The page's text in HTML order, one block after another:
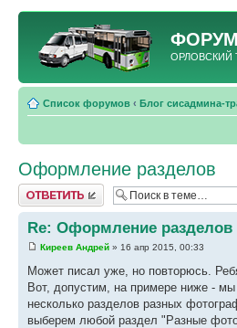
ФОРУМ
ОРЛОВСКИЙ
Список форумов ‹ Блог сисадмина-
Оформление разделов
Ответить
Re: Оформление разделов
Киреев Андрей » 16 апр 2015, 00:33
Может писал уже, но повторюсь.
Вот, допустим, на примере ниже -
несколько разделов разных
выберем любой раздел "Разные